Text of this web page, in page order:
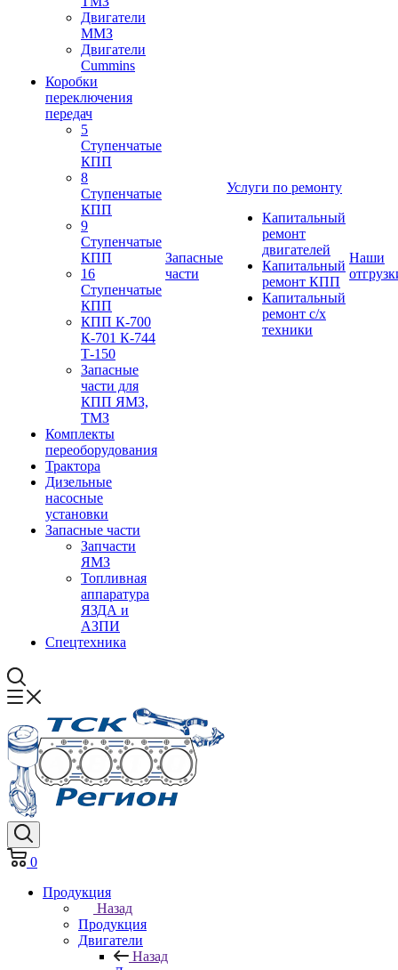
Двигатели
ММЗ
Двигатели
Cummins
Коробки
переключения
передач
5
Ступенчатые
КПП
8
Ступенчатые
КПП
9
Ступенчатые
КПП
16
Ступенчатые
КПП
КПП К-700
К-701 К-744
Т-150
Запасные
части для
КПП ЯМЗ,
ТМЗ
Комплекты
переоборудования
Трактора
Дизельные
насосные
установки
Запасные части
Запчасти
ЯМЗ
Топливная
аппаратура
ЯЗДА и
АЗПИ
Спецтехника
Запасные
части
Услуги по ремонту
Капитальный
ремонт
двигателей
Капитальный
ремонт КПП
Капитальный
ремонт с/х
техники
Наши
0
Продукция
Назад
Продукция
Двигатели
Назад